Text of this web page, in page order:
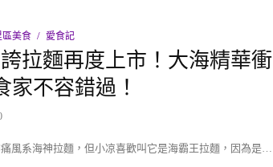
區美食 愛食記
拉麵再度上市！大海精華衝
不容錯過！
風系海神拉麵，但小凉喜歡叫它是海霸王拉麵，因為是…